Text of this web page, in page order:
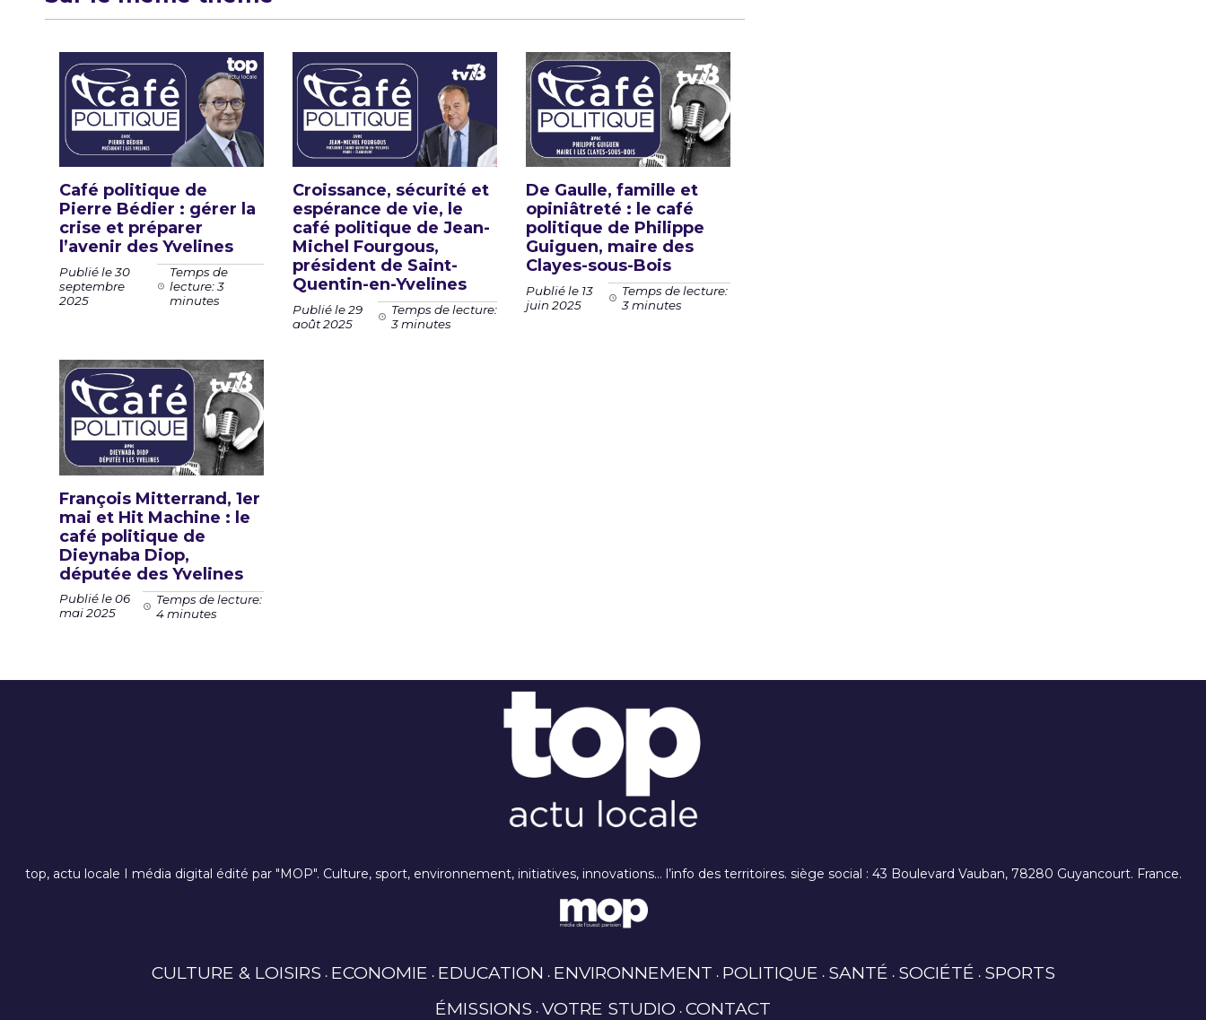
Café politique de
Pierre Bédier : gérer la
crise et préparer
l’avenir des Yvelines
Publié le 30
septembre
2025
Temps de
lecture: 3
minutes
Croissance, sécurité et
espérance de vie, le
café politique de Jean-
Michel Fourgous,
président de Saint-
Quentin-en-Yvelines
Publié le 29
août 2025
Temps de lecture:
3 minutes
De Gaulle, famille et
opiniâtreté : le café
politique de Philippe
Guiguen, maire des
Clayes-sous-Bois
Publié le 13
juin 2025
Temps de lecture:
3 minutes
François Mitterrand, 1er
mai et Hit Machine : le
café politique de
Dieynaba Diop,
députée des Yvelines
Publié le 06
mai 2025
Temps de lecture:
4 minutes
top, actu locale I média digital édité par "MOP". Culture, sport, environnement, initiatives, innovations… l’info des territoires. siège social : 43 Boulevard Vauban, 78280 Guyancourt. France.
CULTURE & LOISIRS ECONOMIE EDUCATION ENVIRONNEMENT POLITIQUE SANTÉ SOCIÉTÉ SPORTS
ÉMISSIONS VOTRE STUDIO CONTACT